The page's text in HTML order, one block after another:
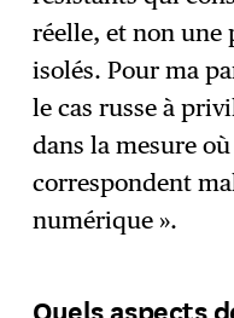
réelle, et non une
isolés. Pour ma
le cas russe à
dans la mesure
correspondent
numérique ».
Quels aspects